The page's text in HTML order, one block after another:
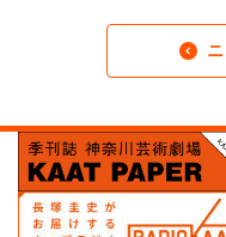
・ レストラン/カフェ